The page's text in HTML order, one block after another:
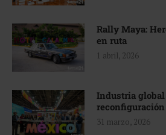
Rally Maya:
en ruta
1 abril, 2026
Industria global
reconfiguración
31 marzo, 2026